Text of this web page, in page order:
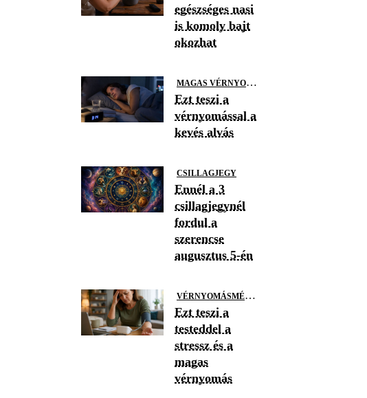
egészséges nasi
is komoly bajt
okozhat
M
AGAS VÉRNYOMÁS
Ezt teszi a
vérnyomással a
kevés alvás
CSILLAGJEGY
Ennél a 3
csillagjegynél
fordul a
szerencse
augusztus 5-én
V
ÉRNYOMÁSMÉRÉS
Ezt teszi a
testeddel a
stressz és a
magas
vérnyomás